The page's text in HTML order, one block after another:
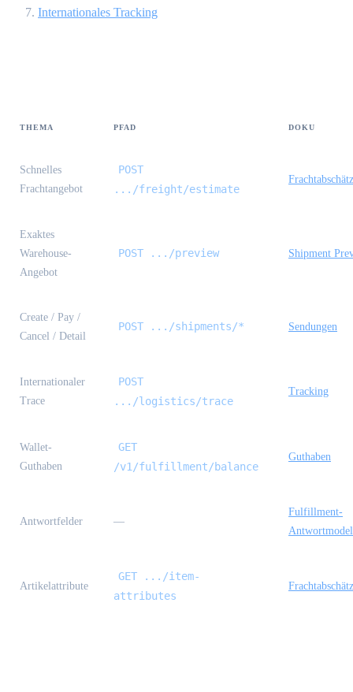
Internationales Tracking
THEMA PFAD DOKU
Schnelles
Frachtangebot
POST
.../freight/estimate
Exaktes
Warehouse-
Angebot
POST .../preview Shipment
Create / Pay /
Cancel / Detail
POST .../shipments/* Sendungen
Internationaler
Trace
POST
.../logistics/trace
Tracking
Wallet-
Guthaben
GET
/v1/fulfillment/balance
Guthaben
Antwortfelder —
Fulfillment-
Artikelattribute
GET .../item-
attributes